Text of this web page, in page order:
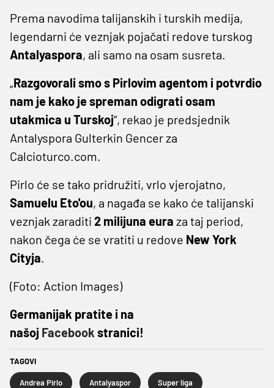
Prema navodima talijanskih i turskih medija,
legendarni će veznjak pojačati redove turskog
Antalyaspora, ali samo na osam susreta.
„Razgovorali smo s Pirlovim agentom i potvrdio
nam je kako je spreman odigrati osam
utakmica u Turskoj“, rekao je predsjednik
Antalyspora Gulterkin Gencer za
Calcioturco.com.
Pirlo će se tako pridružiti, vrlo vjerojatno,
Samuelu Eto'ou, a nagađa se kako će talijanski
veznjak zaraditi 2 milijuna eura za taj period,
nakon čega će se vratiti u redove New York
Cityja.
(Foto: Action Images)
Germanijak pratite i na
našoj Facebook stranici!
TAGOVI
Andrea Pirlo Antalyaspor Super liga